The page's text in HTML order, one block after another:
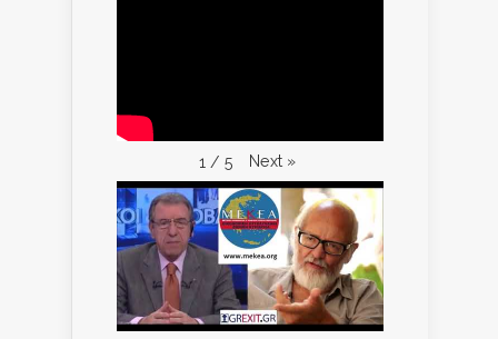
1 / 5 Next »